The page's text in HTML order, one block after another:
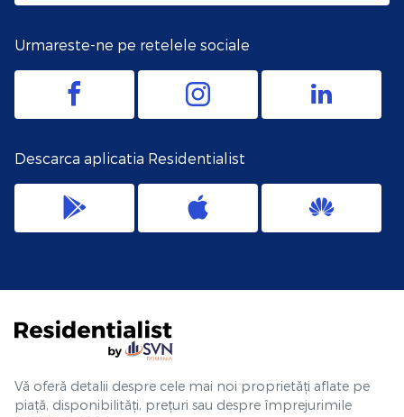
Urmareste-ne pe retelele sociale
Descarca aplicatia Residentialist
Vă oferă detalii despre cele mai noi proprietăți aflate pe
piață, disponibilități, prețuri sau despre împrejurimile